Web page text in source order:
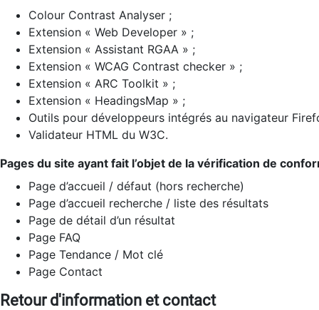
Colour Contrast Analyser ;
Extension « Web Developer » ;
Extension « Assistant RGAA » ;
Extension « WCAG Contrast checker » ;
Extension « ARC Toolkit » ;
Extension « HeadingsMap » ;
Outils pour développeurs intégrés au navigateur
Validateur HTML du W3C.
Pages du site ayant fait l’objet de la vérification de
Page d’accueil / défaut (hors recherche)
Page d’accueil recherche / liste des résultats
Page de détail d’un résultat
Page FAQ
Page Tendance / Mot clé
Page Contact
Retour d'information et contact